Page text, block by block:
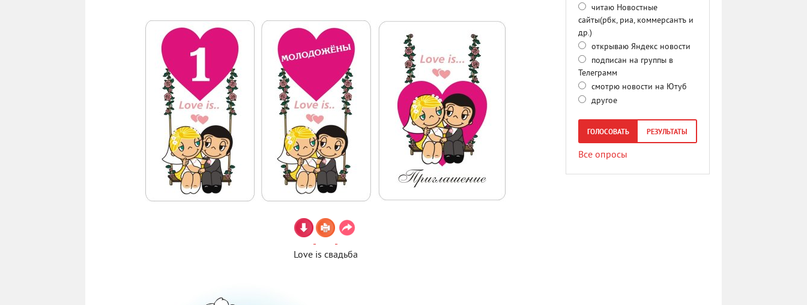
Love is свадьба
читаю Новостные
сайты(рбк, риа, коммерсантъ и
др.)
открываю Яндекс новости
подписан на группы в
Телеграмм
смотрю новости на Ютуб
другое
ГОЛОСОВАТЬ РЕЗУЛЬТАТЫ
Все опросы